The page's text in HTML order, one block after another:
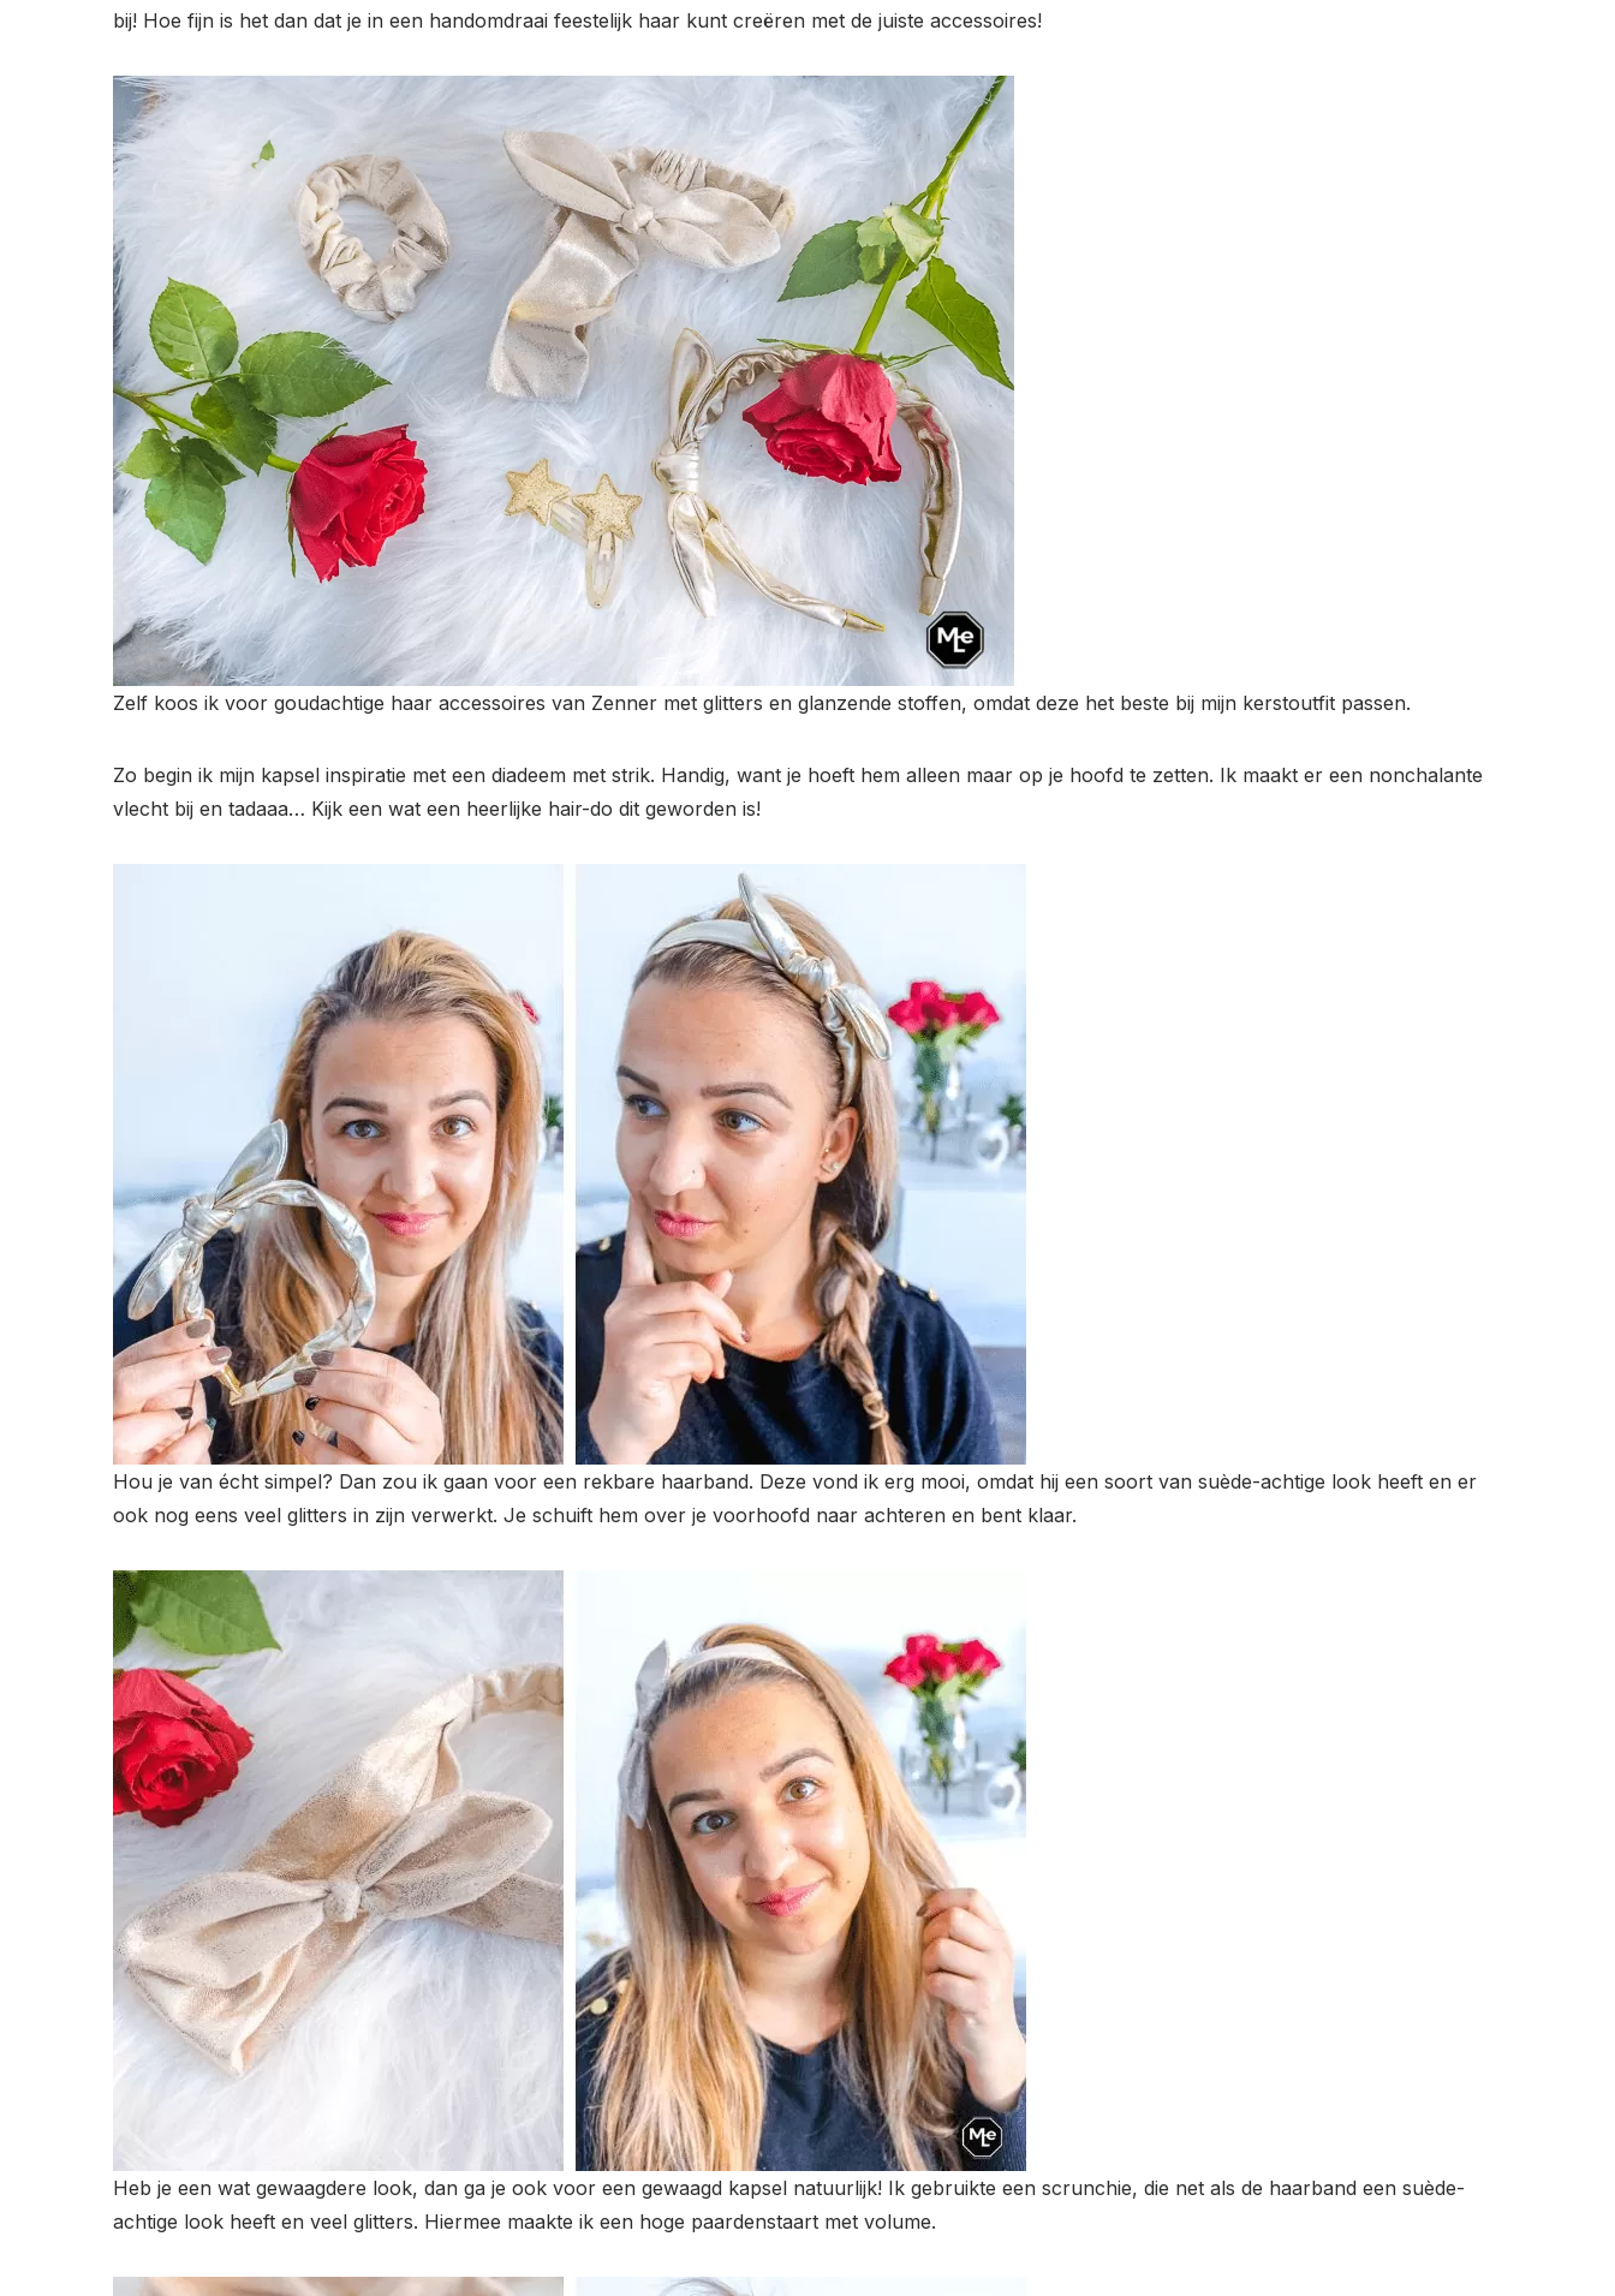
bij! Hoe fijn is het dan dat je in een handomdraai feestelijk haar kunt creëren met de juiste accessoires!
Zelf koos ik voor goudachtige haar accessoires van Zenner met glitters en glanzende stoffen, omdat deze het beste bij mijn kerstoutfit passen.
Zo begin ik mijn kapsel inspiratie met een diadeem met strik. Handig, want je hoeft hem alleen maar op je hoofd te zetten. Ik maakt er een nonchalante
vlecht bij en tadaaa… Kijk een wat een heerlijke hair-do dit geworden is!
Hou je van écht simpel? Dan zou ik gaan voor een rekbare haarband. Deze vond ik erg mooi, omdat hij een soort van suède-achtige look heeft en er
ook nog eens veel glitters in zijn verwerkt. Je schuift hem over je voorhoofd naar achteren en bent klaar.
Heb je een wat gewaagdere look, dan ga je ook voor een gewaagd kapsel natuurlijk! Ik gebruikte een scrunchie, die net als de haarband een suède-
achtige look heeft en veel glitters. Hiermee maakte ik een hoge paardenstaart met volume.